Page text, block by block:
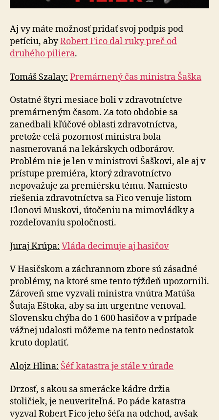
Aj vy máte možnosť pridať svoj podpis pod
petíciu, abyRobert Fico dal ruky preč od
druhého piliera.
Tomáš Szalay: Premárnený čas ministra Šaška
Ostatné štyri mesiace boli v zdravotníctve
premárneným časom. Za toto obdobie sa
zanedbali kľúčové oblasti zdravotníctva,
pretože celá pozornosť ministra bola
nasmerovaná na lekárskych odborárov.
Problém nie je len v ministrovi Šaškovi, ale aj v
prístupe premiéra, ktorý zdravotníctvo
nepovažuje za premiérsku tému. Namiesto
riešenia zdravotníctva sa Fico venuje listom
Elonovi Muskovi, útočeniu na mimovládky a
rozdeľovaniu spoločnosti.
Juraj Krúpa: Vláda decimuje aj hasičov
V Hasičskom a záchrannom zbore sú zásadné
problémy, na ktoré sme tento týždeň upozornili.
Zároveň sme vyzvali ministra vnútra Matúša
Šutaja Eštoka, aby sa im urgentne venoval.
Slovensku chýba do 1 600 hasičov a v prípade
vážnej udalosti môžeme na tento nedostatok
kruto doplatiť.
Alojz Hlina: Šéf katastra je stále v úrade
Drzosť, s akou sa smerácke kádre držia
stoličiek, je ne­uve­ri­teľná. Po páde katastra
vyzval Robert Fico jeho šéfa na odchod, avšak